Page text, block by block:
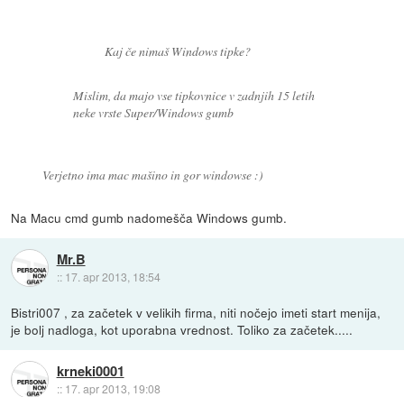
Kaj če nimaš Windows tipke?
Mislim, da majo vse tipkovnice v zadnjih 15 letih
neke vrste Super/Windows gumb
Verjetno ima mac mašino in gor windowse :)
Na Macu cmd gumb nadomešča Windows gumb.
Mr.B
:: 17. apr 2013, 18:54
Bistri007 , za začetek v velikih firma, niti nočejo imeti start menija,
je bolj nadloga, kot uporabna vrednost. Toliko za začetek.....
krneki0001
:: 17. apr 2013, 19:08